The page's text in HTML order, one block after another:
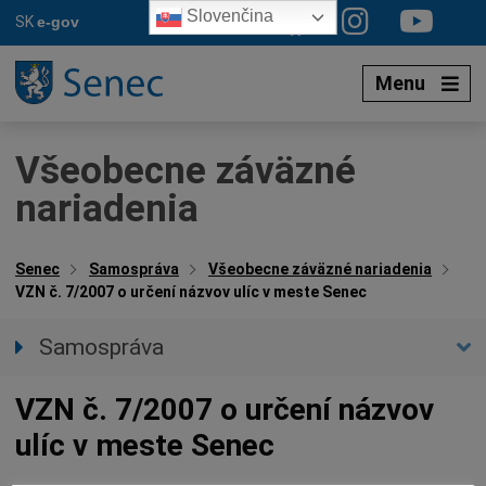
SKe-gov
Menu
Všeobecne záväzné
nariadenia
Senec Samospráva
Všeobecne záväzné nariadenia
VZN č. 7/2007 o určení názvov ulíc v meste Senec
Samospráva
Zástupca primátora
Hlavný kontrolór mesta
VZN č. 7/2007 o určení názvov
ulíc v meste Senec
Slovenčina